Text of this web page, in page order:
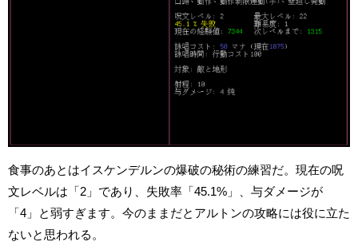
食事のあとはイスケンデルンの爆破の秘術の練習だ。現在の呪
文レベルは「2」であり、失敗率「45.1%」、与ダメージが
「4」と弱すぎます。今のままだとアルトンの攻略には役に立た
ないと思われる。